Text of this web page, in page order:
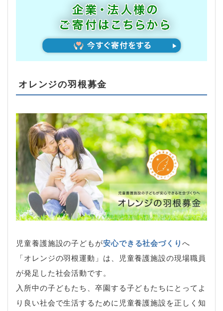
オレンジの羽根募金
児童養護施設の子どもが安心できる社会づくりへ
「オレンジの羽根運動」は、児童養護施設の現場職員
が発足した社会活動です。
入所中の子どもたち、卒園する子どもたちにとってよ
り良い社会で生活するために児童養護施設を正しく知